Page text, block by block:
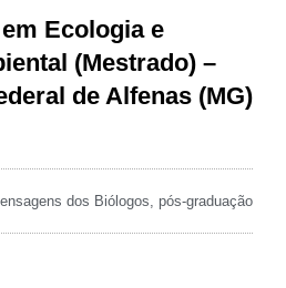
e
b
o
o
g
r
e
Ecologia e
(Mestrado) –
de Alfenas (MG)
dos Biólogos, pós-graduação